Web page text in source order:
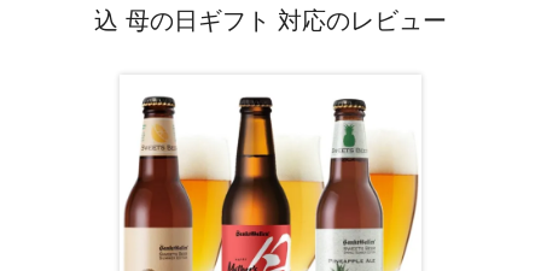
込 母の日ギフト 対応のレビュー